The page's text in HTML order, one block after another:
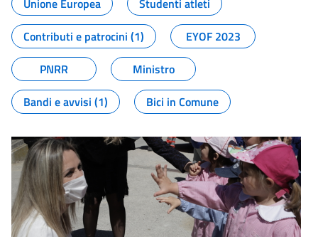
Unione Europea
Studenti atleti
Contributi e patrocini (1)
EYOF 2023
PNRR
Ministro
Bandi e avvisi (1)
Bici in Comune